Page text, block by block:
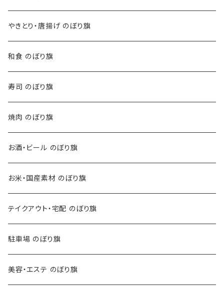
やきとり・唐揚げ のぼり旗
和食 のぼり旗
寿司 のぼり旗
焼肉 のぼり旗
お酒・ビール のぼり旗
お米・国産素材 のぼり旗
テイクアウト・宅配 のぼり旗
駐車場 のぼり旗
美容・エステ のぼり旗